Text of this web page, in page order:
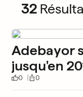
32
Adebayor
jusqu'en
0 0